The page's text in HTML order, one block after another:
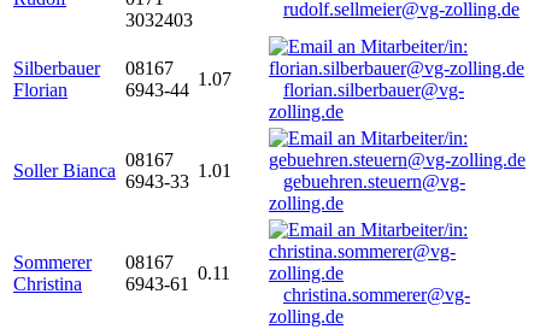
3032403
rudolf.sellmeier@vg-zolling.de
Silberbauer
Florian
08167
6943-44
1.07
florian.silberbauer@vg-
zolling.de
Soller Bianca
08167
6943-33
1.01
gebuehren.steuern@vg-
zolling.de
Sommerer
Christina
08167
6943-61
0.11
christina.sommerer@vg-
zolling.de